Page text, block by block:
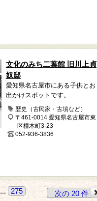
文化のみち二葉館 旧川上貞
奴邸
愛知県名古屋市にある子供とお
出かけスポットです。
歴史（古民家・古墳など）
〒461-0014 愛知県名古屋市東
区橦木町3-23
052-936-3836
... 275 次の 20 件